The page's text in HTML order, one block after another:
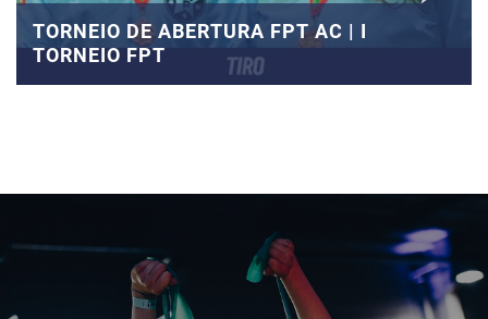
TORNEIO DE ABERTURA FPT AC | I
TORNEIO FPT